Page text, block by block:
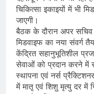
चिकित्सा इकाइयों में भी
जाएगी।
बैठक के दौरान अपर सचिव
मिडवाइफ का नया संवर्ग
केंद्रित सहानुभूतिशील
सेवाओं को प्रदान करने में
स्थापना एवं नर्स
में मातृ एवं शिशु मृत्यु दर में